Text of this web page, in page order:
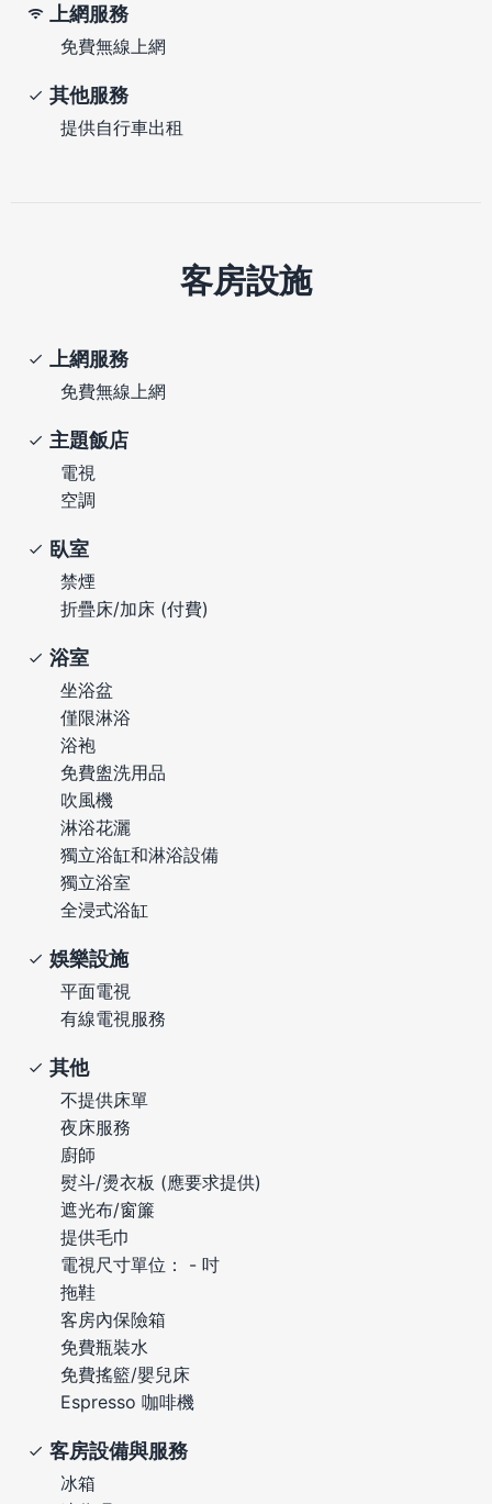
上網服務
免費無線上網
其他服務
提供自行車出租
客房設施
上網服務
免費無線上網
主題飯店
電視
空調
臥室
禁煙
折疊床/加床 (付費)
浴室
坐浴盆
僅限淋浴
浴袍
免費盥洗用品
吹風機
淋浴花灑
獨立浴缸和淋浴設備
獨立浴室
全浸式浴缸
娛樂設施
平面電視
有線電視服務
其他
不提供床單
夜床服務
廚師
熨斗/燙衣板 (應要求提供)
遮光布/窗簾
提供毛巾
電視尺寸單位： - 吋
拖鞋
客房內保險箱
免費瓶裝水
免費搖籃/嬰兒床
Espresso 咖啡機
客房設備與服務
冰箱